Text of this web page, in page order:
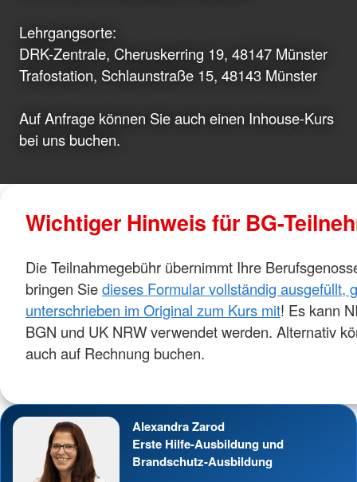
Lehrgangsorte:
DRK-Zentrale, Cheruskerring 19, 48147 Münster
Trafostation, Schlaunstraße 15, 48143 Münster
Auf Anfrage können Sie auch einen Inhouse-Kurs
bei uns buchen.
Wichtiger Hinweis für BG-
Die Teilnahmegebühr übernimmt Ihre
bringen Siedieses Formular vollständig ausgefüllt,
unterschrieben im Original zum Kurs mit! Es kann
BGN und UK NRW verwendet werden. Alternativ
auch auf Rechnung buchen.
Alexandra Zarod
Erste Hilfe-Ausbildung und
Brandschutz-Ausbildung